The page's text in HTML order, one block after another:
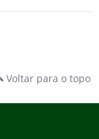
Voltar para o topo